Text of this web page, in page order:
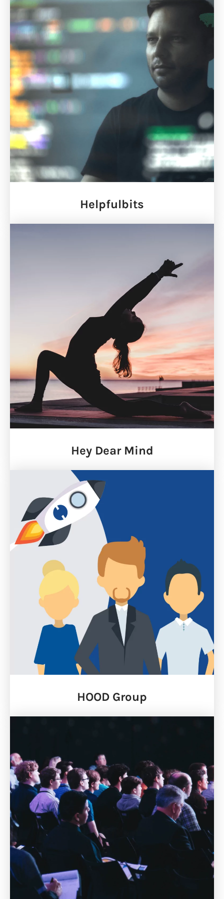
Helpfulbits
Hey Dear Mind
HOOD Group